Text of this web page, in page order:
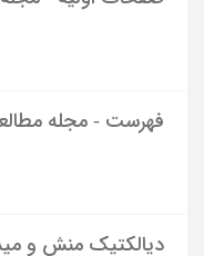
فهرست - مجله
دیالکتیک منش و